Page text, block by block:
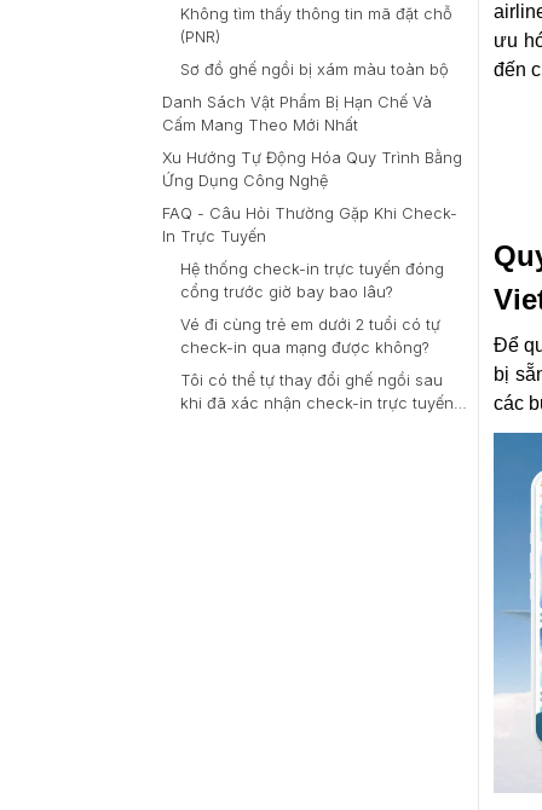
Không tìm thấy thông tin mã đặt chỗ
(PNR)
Sơ đồ ghế ngồi bị xám màu toàn bộ
Danh Sách Vật Phẩm Bị Hạn Chế Và
Cấm Mang Theo Mới Nhất
Xu Hướng Tự Động Hóa Quy Trình Bằng
Ứng Dụng Công Nghệ
FAQ - Câu Hỏi Thường Gặp Khi Check-
In Trực Tuyến
Hệ thống check-in trực tuyến đóng
cổng trước giờ bay bao lâu?
Vé đi cùng trẻ em dưới 2 tuổi có tự
check-in qua mạng được không?
Tôi có thể tự thay đổi ghế ngồi sau
khi đã xác nhận check-in trực tuyến
ưu
đến
Để
bị
các